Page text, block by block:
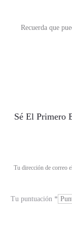
Recuerda que
V
c
Sé El Primero
Tu dirección de correo
Tu puntuación *